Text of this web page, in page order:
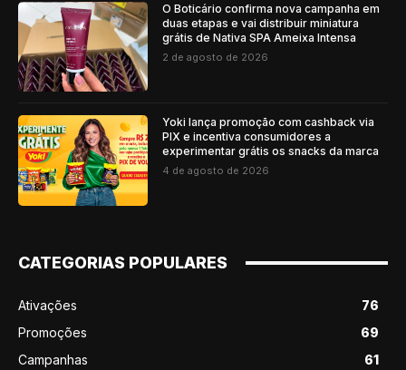
O Boticário confirma nova campanha em
duas etapas e vai distribuir miniatura
grátis de Nativa SPA Ameixa Intensa
2 de agosto de 2026
Yoki lança promoção com cashback via
PIX e incentiva consumidores a
experimentar grátis os snacks da marca
4 de agosto de 2026
CATEGORIAS POPULARES
Ativações
76
Promoções
69
Campanhas
61